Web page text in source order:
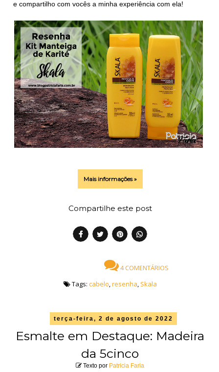
e compartilho com vocês a minha experiência com ela!
Mais informações »
Compartilhe este post
4 COMENTÁRIOS
Tags: cabelo,resenha, Skala
terça-feira, 2 de agosto de 2022
Esmalte em Destaque: Madeira
da 5cinco
Texto por Patricia Faria